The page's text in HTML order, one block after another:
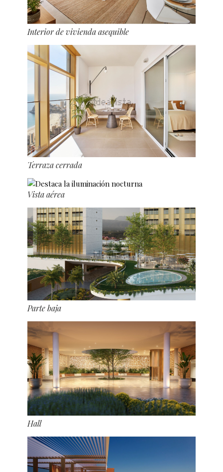
Interior de vivienda asequible
Terraza cerrada
Vista aérea
Parte baja
Hall